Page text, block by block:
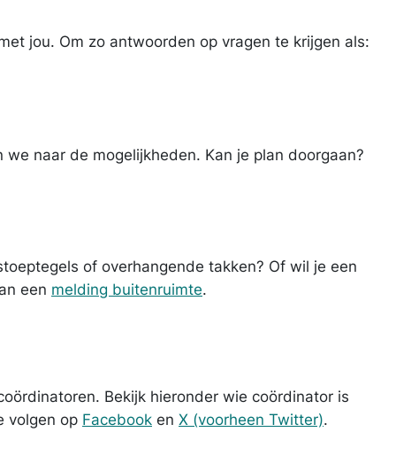
jou. Om zo antwoorden op vragen te krijgen als:
naar de mogelijkheden. Kan je plan doorgaan?
of overhangende takken? Of wil je een
een melding buitenruimte.
Bekijk hieronder wie coördinator is
volgen op Facebook en X (voorheen Twitter).